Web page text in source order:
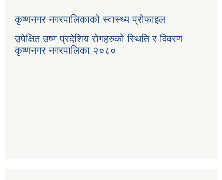
कृष्णनगर नगरपालिकाको स्वास्थ्य प्रोफाइल
उपेक्षित उष्ण प्रदेशिय रोगहरुको स्थिति र विवरण
कृष्णनगर नगरपालिका २०८०